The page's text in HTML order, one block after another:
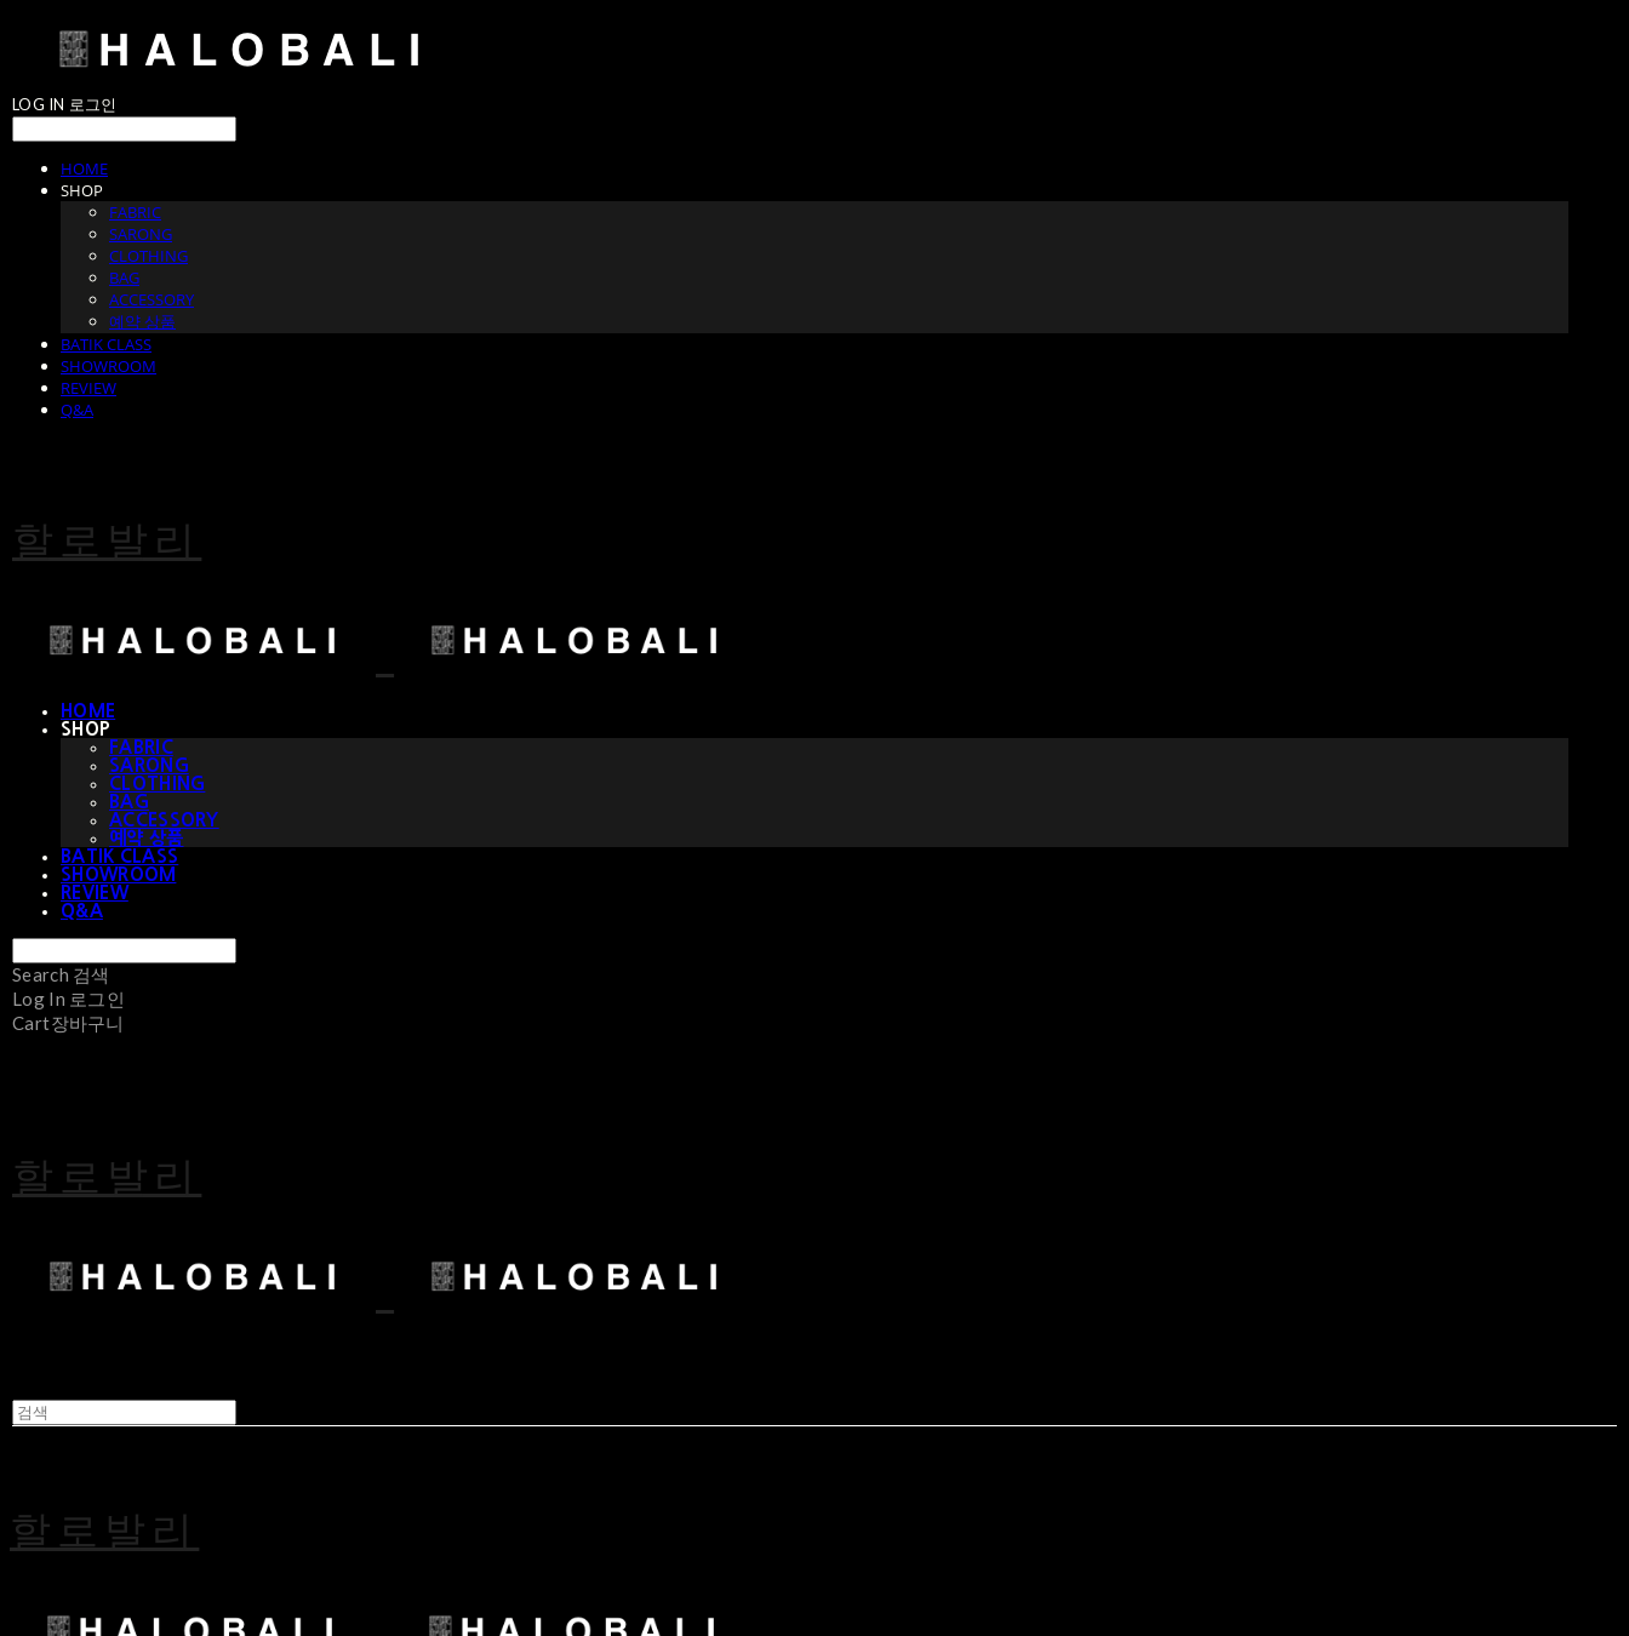
LOG IN 로그인
HOME
SHOP
FABRIC
SARONG
CLOTHING
BAG
ACCESSORY
예약 상품
BATIK CLASS
SHOWROOM
REVIEW
Q&A
할로발리
HOME
SHOP
FABRIC
SARONG
CLOTHING
BAG
ACCESSORY
예약 상품
BATIK CLASS
SHOWROOM
REVIEW
Q&A
Search 검색
Log In 로그인
Cart장바구니
할로발리
할로발리